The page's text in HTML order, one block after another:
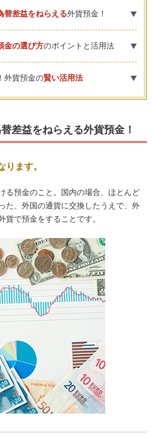
替差益をねらえる外貨預金！
金の選び方のポイントと活用法
外貨預金の賢い活用法
差益をねらえる外貨預金！
ます。
る預金のこと。国内の場合、ほとんど
た、外国の通貨に交換したうえで、外
貨で預金をすることです。